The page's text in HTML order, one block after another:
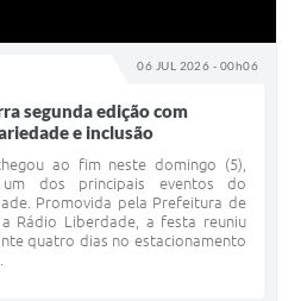
06 JUL 2026 - 00h06
segunda edição com
e inclusão
ao fim neste domingo (5),
um dos principais eventos do
Promovida pela Prefeitura de
Rádio Liberdade, a festa reuniu
quatro dias no estacionamento